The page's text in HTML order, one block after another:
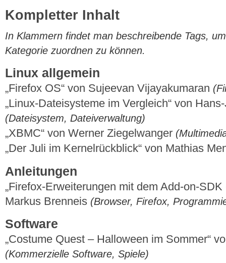
Kompletter Inhalt
In Klammern findet man beschreibende Tags,
Kategorie zuordnen zu können.
Linux allgemein
„Firefox OS“ von Sujeevan Vijayakumaran
„Linux-Dateisysteme im Vergleich“ von
(Dateisystem, Dateiverwaltung)
„XBMC“ von Werner Ziegelwanger
„Der Juli im Kernelrückblick“ von Mathias
Anleitungen
„Firefox-Erweiterungen mit dem Add-on-
Markus Brenneis (Browser, Firefox,
Software
„Costume Quest – Halloween im Sommer“
(Kommerzielle Software, Spiele)